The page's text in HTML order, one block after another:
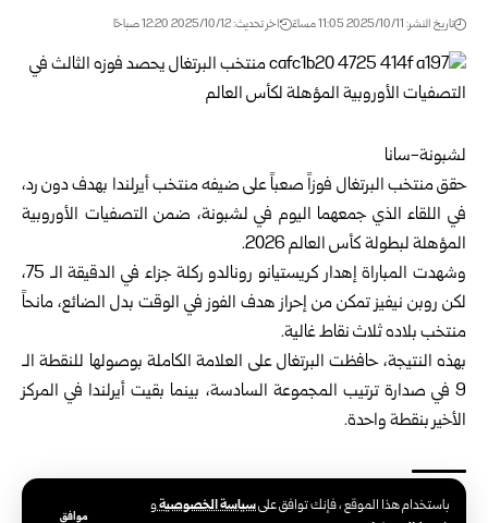
باستخدام هذا الموقع ، فإنك توافق علىسياسة الخصوصيةو
موافق
تاريخ النشر: 2025/10/11 11:05 مساءً اخر تحديث: 2025/10/12 12:20 صباحًا
لشبونة-سانا
حقق منتخب البرتغال فوزاً صعباً على ضيفه منتخب أيرلندا بهدف دون رد،
في اللقاء الذي جمعهما اليوم في لشبونة، ضمن التصفيات الأوروبية
المؤهلة لبطولة كأس العالم 2026.
وشهدت المباراة إهدار كريستيانو رونالدو ركلة جزاء في الدقيقة الـ 75،
لكن روبن نيفيز تمكن من إحراز هدف الفوز في الوقت بدل الضائع، مانحاً
منتخب بلاده ثلاث نقاط غالية.
بهذه النتيجة، حافظت البرتغال على العلامة الكاملة بوصولها للنقطة الـ
9 في صدارة ترتيب المجموعة السادسة، بينما بقيت أيرلندا في المركز
الأخير بنقطة واحدة.